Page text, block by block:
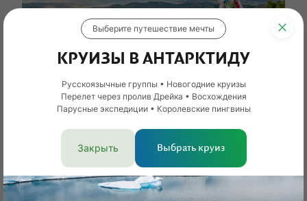
Выберите путешествие мечты
КРУИЗЫ В АНТАРКТИДУ
Русскоязычные группы • Новогодние круизы
Перелет через пролив Дрейка • Восхождения
Парусные экспедиции • Королевские пингвины
Закрыть Выбрать круиз